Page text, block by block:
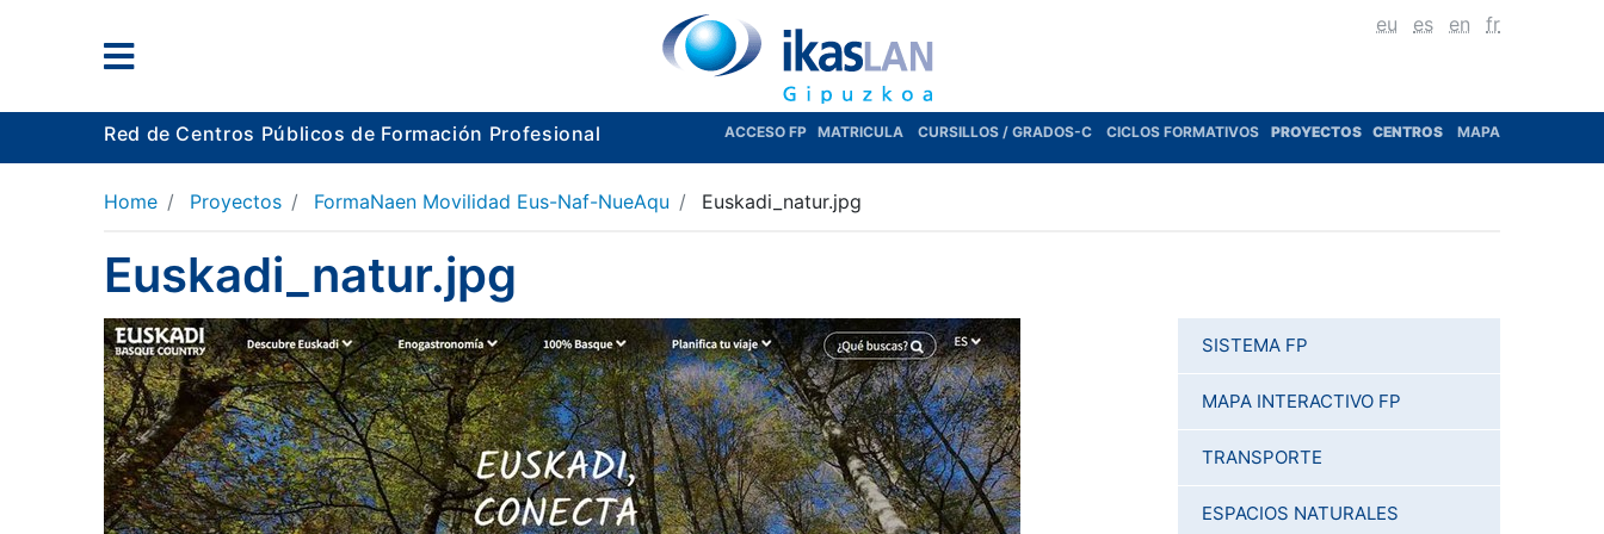
eu es en fr
Red de Centros Públicos de Formación Profesional ACCESO FP MATRICULA CURSILLOS / GRADOS-C CICLOS FORMATIVOS PROYECTOS CENTROS MAPA
Home Proyectos FormaNaen Movilidad Eus-Naf-NueAqu Euskadi_natur.jpg
Euskadi_natur.jpg
SISTEMA FP
MAPA INTERACTIVO FP
TRANSPORTE
ESPACIOS NATURALES